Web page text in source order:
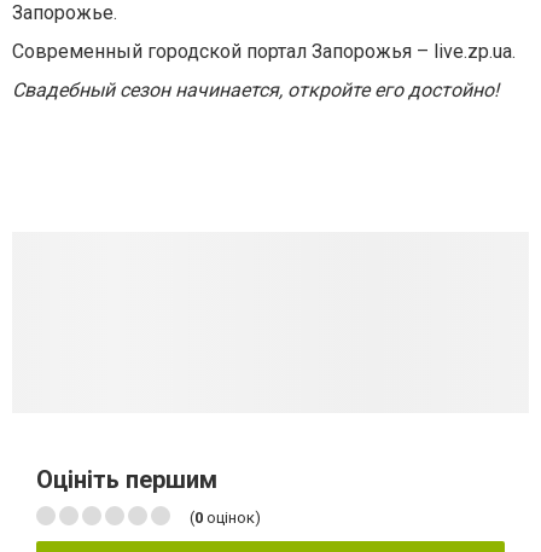
Запорожье.
Современный городской портал Запорожья – live.zp.ua.
Свадебный сезон начинается, откройте его достойно!
Оцініть першим
(0 оцінок)